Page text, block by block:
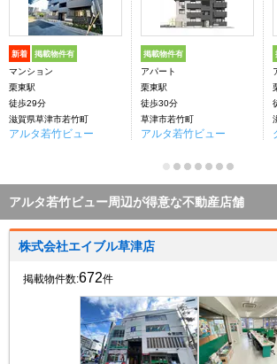
新着 掲載物件有
マンション
栗東駅
徒歩29分
滋賀県草津市若竹町
アルタ若竹ビュー
掲載物件有
アパート
栗東駅
徒歩30分
草津市若竹町
アルタ若竹ビュー
アルタ若竹ビュー周辺が得意な不動産店舗
株式会社エイブル草津店
掲載物件数:672件